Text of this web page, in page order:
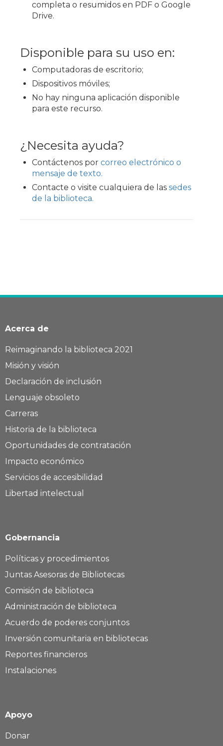
completa o resumidos en PDF o Google
Drive.
Disponible para su uso en:
Computadoras de escritorio;
Dispositivos móviles;
No hay ninguna aplicación disponible
para este recurso.
¿Necesita ayuda?
Contáctenos por correo electrónico o
mensaje de texto.
Contacte o visite cualquiera de las sedes
de la biblioteca.
Acerca de
Reimaginando la biblioteca 2021
Misión y visión
Declaración de inclusión
Lenguaje obsoleto
Carreras
Historia de la biblioteca
Oportunidades de contratación
Impacto económico
Servicios de accesibilidad
Libertad intelectual
Gobernancia
Políticas y procedimientos
Juntas Asesoras de Bibliotecas
Comisión de biblioteca
Administración de biblioteca
Acuerdo de poderes conjuntos
Inversión comunitaria en bibliotecas
Reportes financieros
Instalaciones
Apoyo
Donar